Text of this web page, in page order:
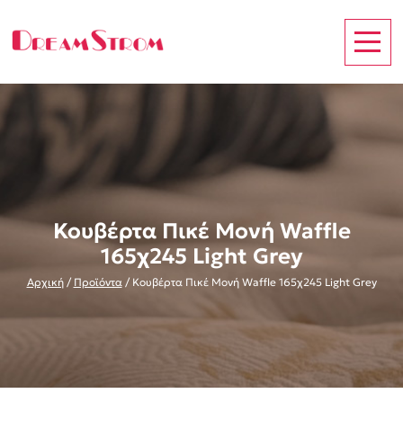
Κουβέρτα Πικέ Μονή Waffle
165χ245 Light Grey
Αρχική/ Προϊόντα/ Κουβέρτα Πικέ Μονή Waffle 165χ245 Light Grey